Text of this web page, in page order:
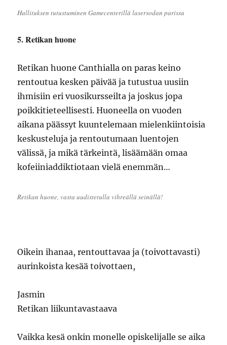
Hallituksen tutustuminen Gamecenterillä lasersodan parissa
5. Retikan huone
Retikan huone Canthialla on paras keino
rentoutua kesken päivää ja tutustua uusiin
ihmisiin eri vuosikursseilta ja joskus jopa
poikkitieteellisesti. Huoneella on vuoden
aikana päässyt kuuntelemaan mielenkiintoisia
keskusteluja ja rentoutumaan luentojen
välissä, ja mikä tärkeintä, lisäämään omaa
kofeiiniaddiktiotaan vielä enemmän…
Retikan huone, vasta uudistetulla vihreällä seinällä!
Oikein ihanaa, rentouttavaa ja (toivottavasti)
aurinkoista kesää toivottaen,
Jasmin
Retikan liikuntavastaava
Vaikka kesä onkin monelle opiskelijalle se aika